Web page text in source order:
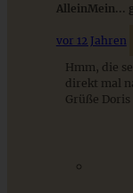
AlleinMein...
vor 12 Jahren
Hmm, die
direkt mal
Grüße Doris